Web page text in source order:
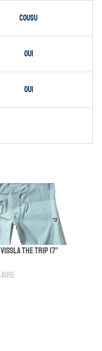
cousu
oui
oui
The Trip 17″